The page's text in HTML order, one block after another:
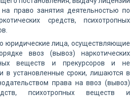
право занятия деятельностью по
средств, психотропных
юридические лица, осуществляющие
ввоз (вывоз) наркотических
веществ и прекурсоров и не
в установленные сроки, лишаются в
права на ввоз (вывоз)
психотропных веществ и